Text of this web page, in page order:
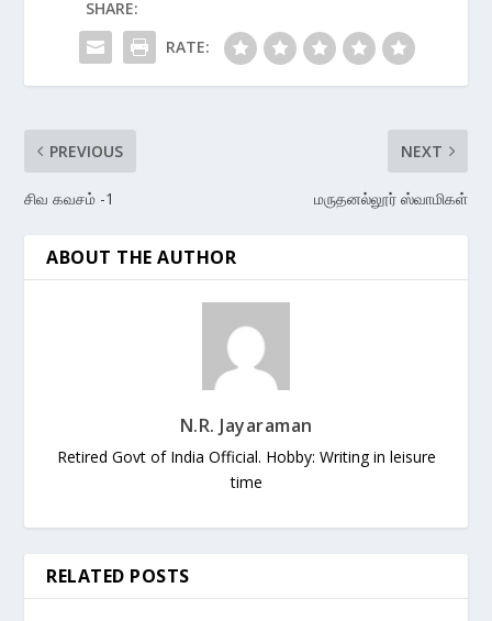
SHARE:
RATE:
PREVIOUS
சிவ கவசம் -1
NEXT
மருதனல்லூர் ஸ்வாமிகள்
ABOUT THE AUTHOR
N.R. Jayaraman
Retired Govt of India Official. Hobby: Writing in leisure
time
RELATED POSTS